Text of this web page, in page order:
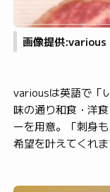
画像提供
variousは英語で「
味の通り和食・洋
ーを用意。「刺身
希望を叶えてくれま